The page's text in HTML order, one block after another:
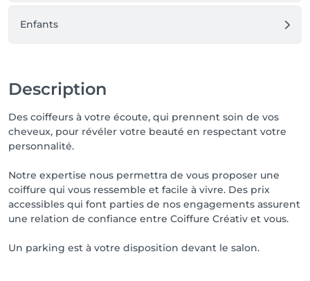
Enfants
Description
Des coiffeurs à votre écoute, qui prennent soin de vos
cheveux, pour révéler votre beauté en respectant votre
personnalité.
Notre expertise nous permettra de vous proposer une
coiffure qui vous ressemble et facile à vivre. Des prix
accessibles qui font parties de nos engagements assurent
une relation de confiance entre Coiffure Créativ et vous.
Un parking est à votre disposition devant le salon.